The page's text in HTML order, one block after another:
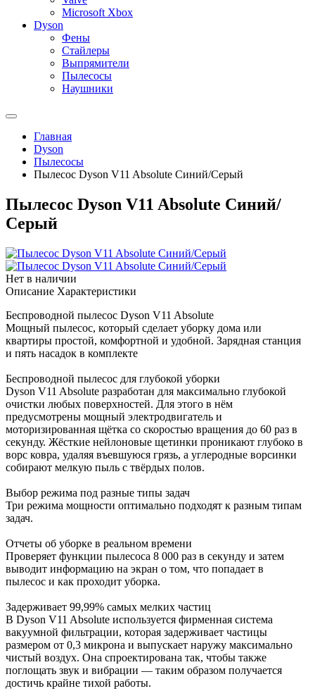
Microsoft Xbox
Dyson
Фены
Стайлеры
Выпрямители
Пылесосы
Наушники
Главная
Dyson
Пылесосы
Пылесос Dyson V11 Absolute Синий/Серый
Пылесос Dyson V11 Absolute Синий/
Серый
Нет в наличии
Описание Характеристики
Беспроводной пылесос Dyson V11 Absolute
Мощный пылесос, который сделает уборку дома или
квартиры простой, комфортной и удобной. Зарядная станция
и пять насадок в комплекте
Беспроводной пылесос для глубокой уборки
Dyson V11 Absolute разработан для максимально глубокой
очистки любых поверхностей. Для этого в нём
предусмотрены мощный электродвигатель и
моторизированная щётка со скоростью вращения до 60 раз в
секунду. Жёсткие нейлоновые щетинки проникают глубоко в
ворс ковра, удаляя въевшуюся грязь, а углеродные ворсинки
собирают мелкую пыль с твёрдых полов.
Выбор режима под разные типы задач
Три режима мощности оптимально подходят к разным типам
задач.
Отчеты об уборке в реальном времени
Проверяет функции пылесоса 8 000 раз в секунду и затем
выводит информацию на экран о том, что попадает в
пылесос и как проходит уборка.
Задерживает 99,99% самых мелких частиц
В Dyson V11 Absolute используется фирменная система
вакуумной фильтрации, которая задерживает частицы
размером от 0,3 микрона и выпускает наружу максимально
чистый воздух. Она спроектирована так, чтобы также
поглощать звук и вибрации — таким образом получается
достичь крайне тихой работы.